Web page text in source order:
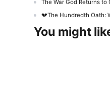
You might
The War God Returns to Claim His
💔The Hundredth Oath: